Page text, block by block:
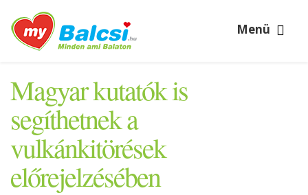
Menü
Magyar kutatók is
segíthetnek a
vulkánkitörések
előrejelzésében